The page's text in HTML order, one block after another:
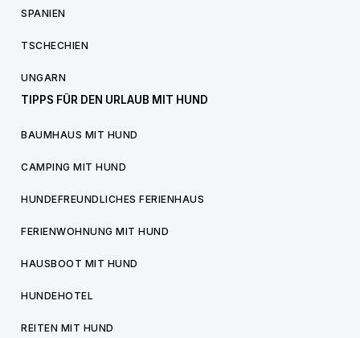
SPANIEN
TSCHECHIEN
UNGARN
TIPPS FÜR DEN URLAUB MIT HUND
BAUMHAUS MIT HUND
CAMPING MIT HUND
HUNDEFREUNDLICHES FERIENHAUS
FERIENWOHNUNG MIT HUND
HAUSBOOT MIT HUND
HUNDEHOTEL
REITEN MIT HUND